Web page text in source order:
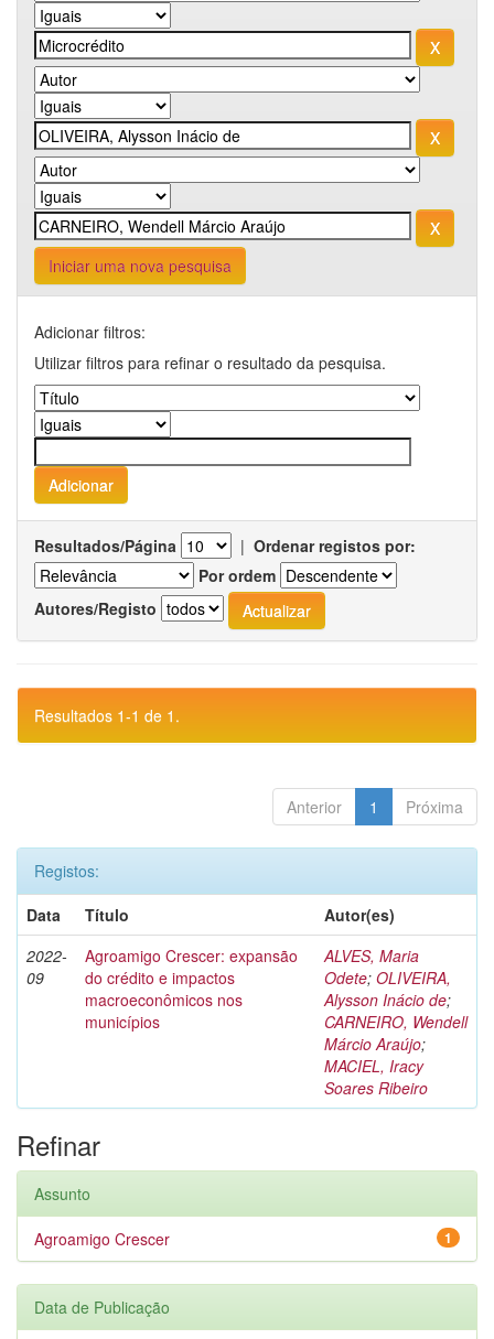
Iniciar uma nova pesquisa
Adicionar filtros:
Utilizar filtros para refinar o resultado da pesquisa.
Resultados/Página | Ordenar registos por:
Por ordem
Autores/Registo
Resultados 1-1 de 1.
Anterior 1 Próxima
Registos:
Data
Título
Autor(es)
2022-
09
Agroamigo Crescer: expansão
do crédito e impactos
macroeconômicos nos
municípios
ALVES, Maria
Odete; OLIVEIRA,
Alysson Inácio de;
CARNEIRO, Wendell
Márcio Araújo;
MACIEL, Iracy
Soares Ribeiro
Refinar
Assunto
1
Agroamigo Crescer
Data de Publicação